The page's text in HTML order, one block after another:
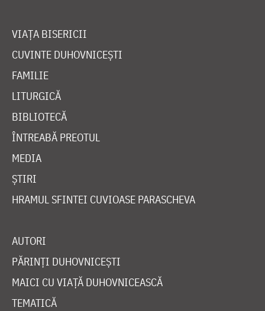
VIAȚA BISERICII
CUVINTE DUHOVNICEȘTI
FAMILIE
LITURGICĂ
BIBLIOTECĂ
ÎNTREABĂ PREOTUL
MEDIA
ȘTIRI
HRAMUL SFINTEI CUVIOASE PARASCHEVA
AUTORI
PĂRINȚI DUHOVNICEȘTI
MAICI CU VIAȚĂ DUHOVNICEASCĂ
TEMATICĂ